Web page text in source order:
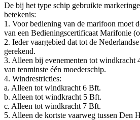
De bij het type schip gebruikte
betekenis:
1. Voor bediening van de marifoon moet
van een Bedieningscertificaat Marifonie
2. Ieder vaargebied dat tot de
gerekend.
3. Alleen bij evenementen tot windkracht
van tenminste één moederschip.
4. Windrestricties:
a. Alleen tot windkracht 6 Bft.
b. Alleen tot windkracht 5 Bft.
c. Alleen tot windkracht 7 Bft.
5. Alleen de kortste vaarweg tussen Den